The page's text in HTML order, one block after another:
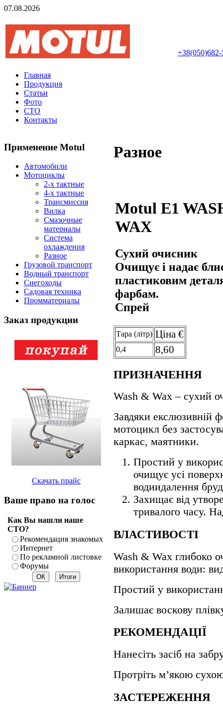
07.08.2026
+38(050)682-
Главная
Продукция
Статьи
Фото
СТО
Контакты
Применение Motul
Автомобили
Мотоциклы
2-х тактные
4-х тактные
Трансмиссия
Вилка
Смазочные
материалы
Система
охлаждения
Разное
Грузовой транспорт
Водный транспорт
Снегоходы
Садовая техника
Промматериалы
Заказ продукции
Скачать прайс
Ваше право на голос
Как Вы нашли наше
СТО?
Рекомендация знакомых
Интернет
По рекламной листовке
Форумы
Разное
Motul E1
WAX
Сухий очисник
Очищує і надає
пластиковим
фарбам.
Спрей
Тара (лiтр) Цiна €
0,4 8,60
ПРИЗНАЧЕННЯ
Wash & Wax – сухий
Завдяки екслюзивній
мотоцикл без
каркас, маятники.
Простий у
очищує усі
водиидалення
Захищає від
тривалого часу.
ВЛАСТИВОСТІ
Wash & Wax глибоко
використання води:
Простий у
Залишає воскову
РЕКОМЕНДАЦІЇ
Нанесіть засіб на
Протріть м’якою
ЗАСТЕРЕЖЕННЯ